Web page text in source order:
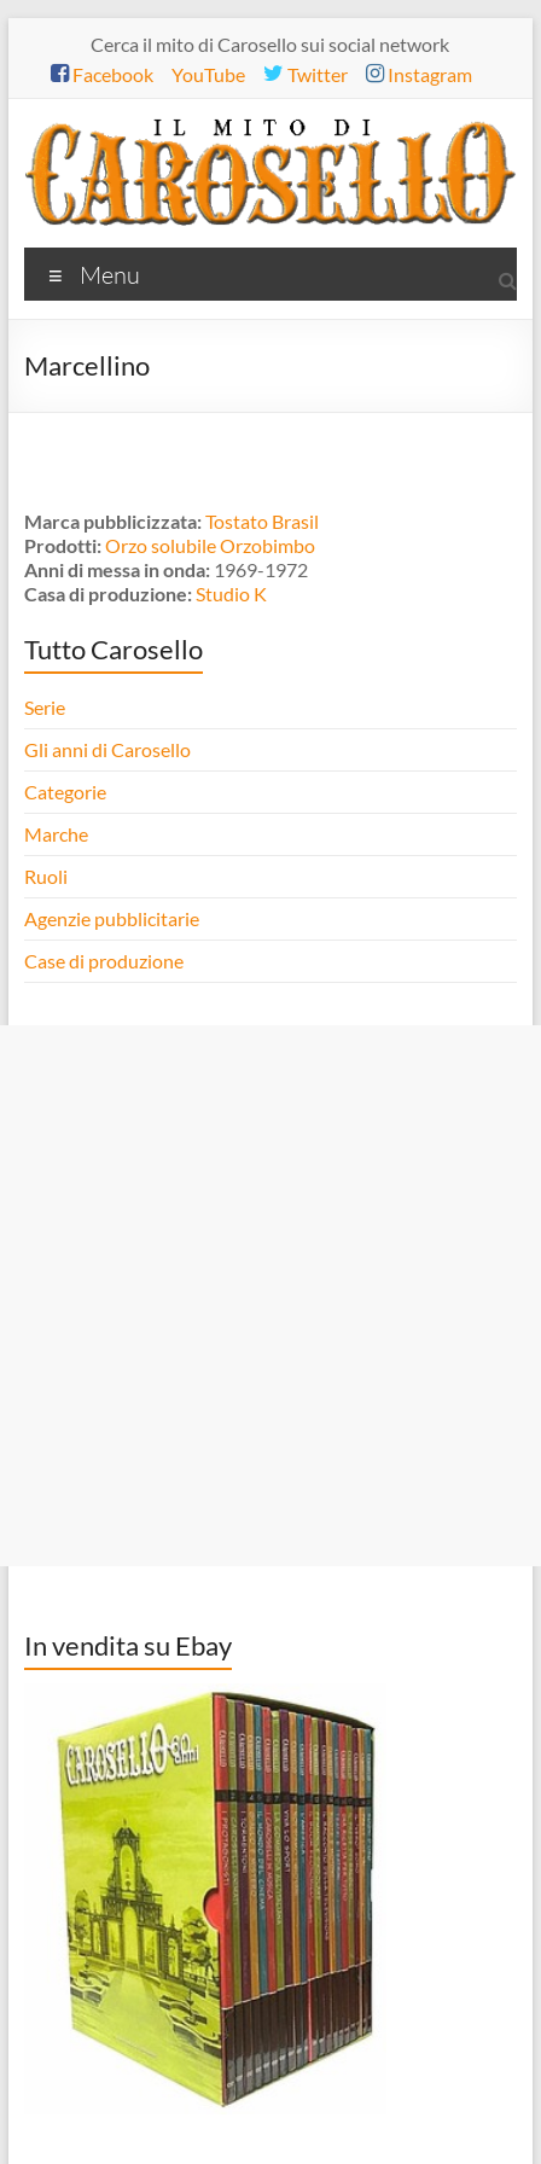
contenuto
Cerca il mito di Carosello sui social network
Facebook
YouTube Twitter Instagram
Il
mito
di
Menu
Marcellino
Marca pubblicizzata:Tostato Brasil
Prodotti:Orzo solubile Orzobimbo
Anni di messa in onda:1969-1972
Casa di produzione:Studio K
Tutto Carosello
Serie
Gli anni di Carosello
Categorie
Marche
Ruoli
Agenzie pubblicitarie
Case di produzione
In vendita su Ebay